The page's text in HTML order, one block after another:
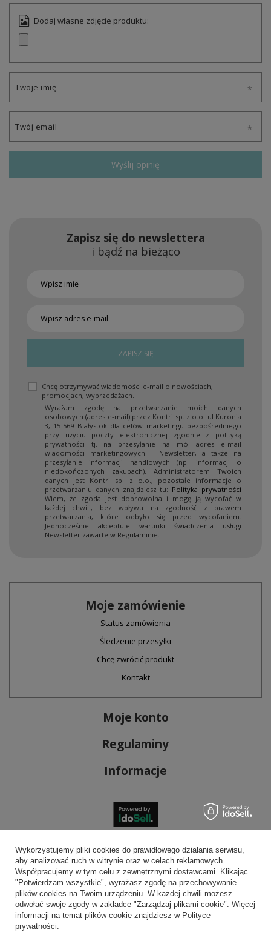
Dodaj własne zdjęcie produktu:
Twoje imię
Twój email
Wyślij opinię
Zapisz się do newslettera
i bądź na bieżąco
ZAPISZ SIĘ
Chcę otrzymywać wiadomości e-mail o nowościach,
promocjach, wyprzedażach.
Wyrażam zgodę na przetwarzanie moich danych
osobowych (adres e-mail) przez Kontri sp. z o.o. ul Kuronia
3, 15-569 Białystok dla celów marketingu bezpośredniego
przy użyciu poczty elektronicznej zgodnie z polityką
prywatności tj. na przesyłanie na mój adres e-mail
wiadomości marketingowych - Newsletter, a także na
przesyłanie informacji handlowych (np. informacji o
niedokończonych zakupach). Administratorem Twoich
danych jest Kontri sp. z o.o., pozostałe informacje o
przetwarzaniu danych znajdziesz tu: Polityka prywatności
Wiem, że zgoda jest dobrowolna i mogę ją wycofać w
każdej chwili, bez wpływu na zgodność z prawem
przetwarzania, które odbyło się przed wycofaniem.
Jednocześnie akceptuje warunki świadczenia usługi
Newsletter zawarte w Regulaminie.
Moje zamówienie
Status zamówienia
Śledzenie przesyłki
Chcę zwrócić produkt
Kontakt
Moje konto
Regulaminy
Informacje
Bezpieczne płatności
Wygodna dostawa
Wykorzystujemy pliki cookies do prawidłowego działania serwisu,
aby analizować ruch w witrynie oraz w celach reklamowych.
Współpracujemy w tym celu z zewnętrznymi dostawcami. Klikając
"Potwierdzam wszystkie", wyrażasz zgodę na przechowywanie
plików cookies na Twoim urządzeniu. W każdej chwili możesz
odwołać swoje zgody w zakładce "Zarządzaj plikami cookie". Więcej
informacji na temat plików cookie znajdziesz w Polityce
prywatności.